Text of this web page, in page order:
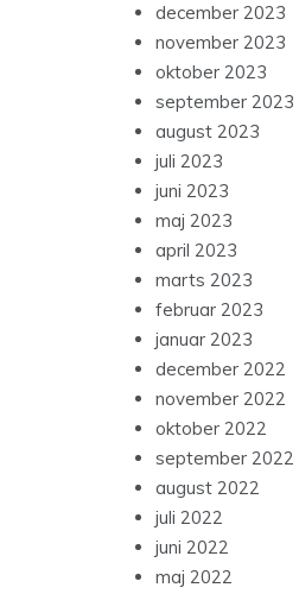
december 2023
november 2023
oktober 2023
september 2023
august 2023
juli 2023
juni 2023
maj 2023
april 2023
marts 2023
februar 2023
januar 2023
december 2022
november 2022
oktober 2022
september 2022
august 2022
juli 2022
juni 2022
maj 2022